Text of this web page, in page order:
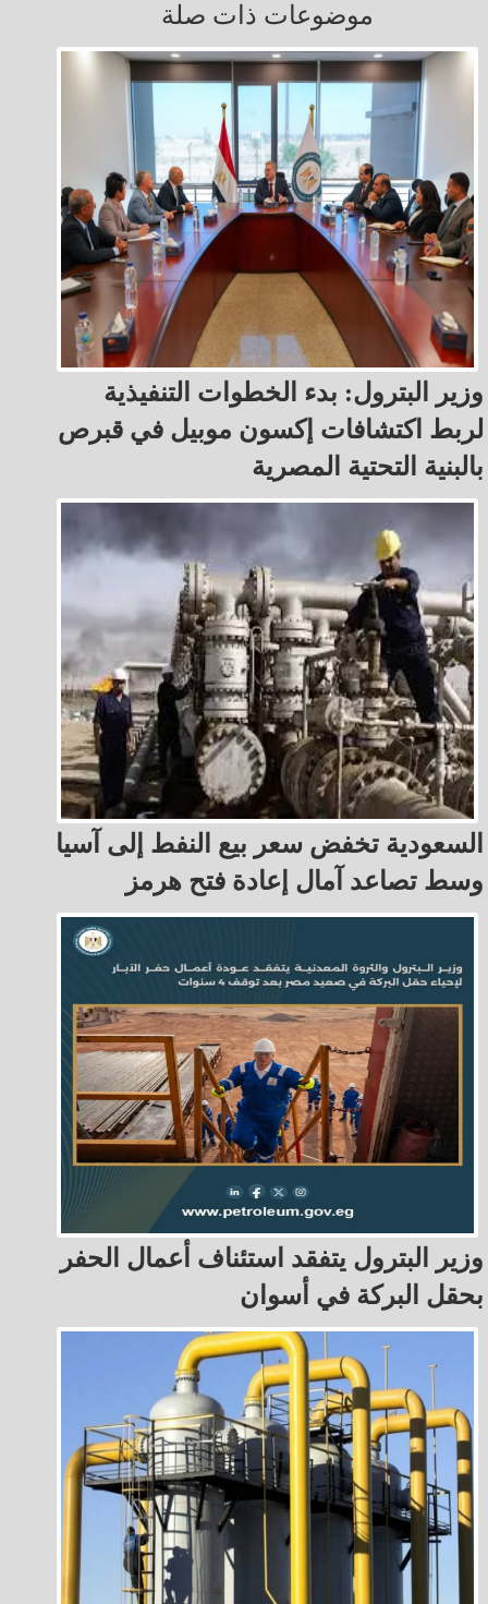
موضوعات ذات صلة
وزير البترول: بدء الخطوات التنفيذية
لربط اكتشافات إكسون موبيل في قبرص
بالبنية التحتية المصرية
السعودية تخفض سعر بيع النفط إلى آسيا
وسط تصاعد آمال إعادة فتح هرمز
وزير البترول يتفقد استئناف أعمال الحفر
بحقل البركة في أسوان